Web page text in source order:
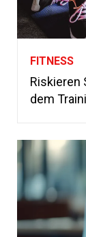
FITNESS
Riskieren
dem